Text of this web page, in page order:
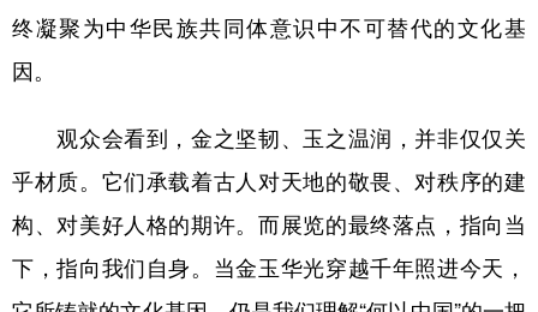
终凝聚为中华民族共同体意识中不可替代的文化基
因。
观众会看到，金之坚韧、玉之温润，并非仅仅关
乎材质。它们承载着古人对天地的敬畏、对秩序的建
构、对美好人格的期许。而展览的最终落点，指向当
下，指向我们自身。当金玉华光穿越千年照进今天，